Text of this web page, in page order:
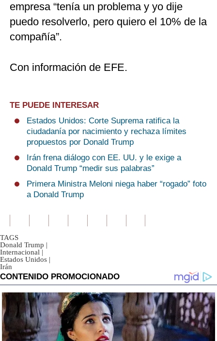
empresa “tenía un problema y yo dije
puedo resolverlo, pero quiero el 10% de la
compañía”.
Con información de EFE.
TE PUEDE INTERESAR
Estados Unidos: Corte Suprema ratifica la
ciudadanía por nacimiento y rechaza límites
propuestos por Donald Trump
Irán frena diálogo con EE. UU. y le exige a
Donald Trump “medir sus palabras”
Primera Ministra Meloni niega haber “rogado” foto
a Donald Trump
TAGS
Donald Trump |
Internacional |
Estados Unidos |
Irán